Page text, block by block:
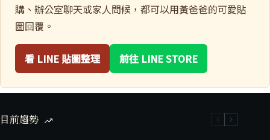
購、辦公室聊天或家人問候，都可以用黃爸爸的可愛貼
圖回覆。
看 LINE 貼圖整理 前往 LINE STORE
目前趨勢